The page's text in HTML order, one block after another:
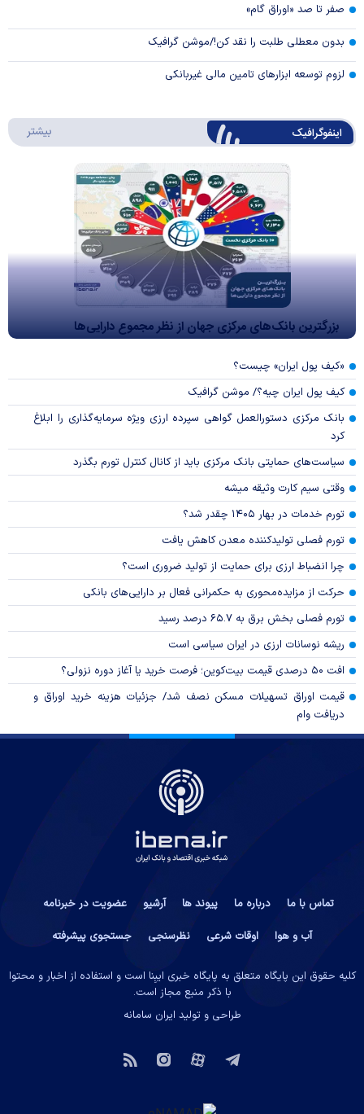
صفر تا صد «اوراق گام»
بدون معطلی طلبت را نقد کن!/موشن گرافیک
لزوم توسعه ابزارهای تامین مالی غیربانکی
اینفوگرافیک بیشتر
بزرگترین بانک‌های مرکزی جهان از نظر مجموع دارایی‌ها
«کیف پول ایران» چیست؟
کیف پول ایران چیه؟/ موشن گرافیک
بانک مرکزی دستورالعمل گواهی سپرده ارزی ویژه سرمایه‌گذاری را ابلاغ
کرد
سیاست‌های حمایتی بانک مرکزی باید از کانال کنترل تورم بگذرد
وقتی سیم کارت وثیقه میشه
تورم خدمات در بهار ۱۴۰۵ چقدر شد؟
تورم فصلی تولیدکننده معدن کاهش یافت
چرا انضباط ارزی برای حمایت از تولید ضروری است؟
حرکت از مزایده‌محوری به حکمرانی فعال بر دارایی‌های بانکی
تورم فصلی بخش برق به ۶۵.۷ درصد رسید
ریشه نوسانات ارزی در ایران سیاسی است
افت ۵۰ درصدی قیمت بیت‌کوین؛ فرصت خرید یا آغاز دوره نزولی؟
قیمت اوراق تسهیلات مسکن نصف شد/ جزئیات هزینه خرید اوراق و
دریافت وام
تماس با ما درباره ما پیوند ها آرشیو
عضویت در خبرنامه
آب و هوا
اوقات شرعی نظرسنجی جستجوی پیشرفته
کلیه حقوق این پایگاه متعلق به پایگاه خبری ایبِنا است و استفاده از اخبار و محتوا
با ذکر منبع مجاز است.
طراحی و تولید ایران سامانه